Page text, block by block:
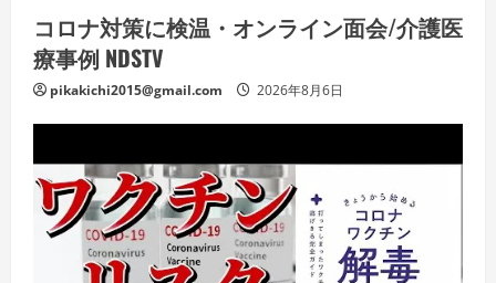
コロナ対策に検温・オンライン面会/介護医
療事例 NDSTV
pikakichi2015@gmail.com 2026年8月6日